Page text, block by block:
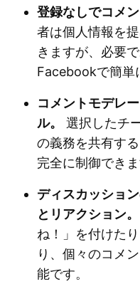
登録なしでコメ
者は個人情報を
きますが、必要
Facebookで簡単
コメントモデレ
ル。
選択したチ
の義務を共有す
完全に制御できま
ディスカッショ
とリアクション。
ね！」を付けた
り、個々のコメ
能です。